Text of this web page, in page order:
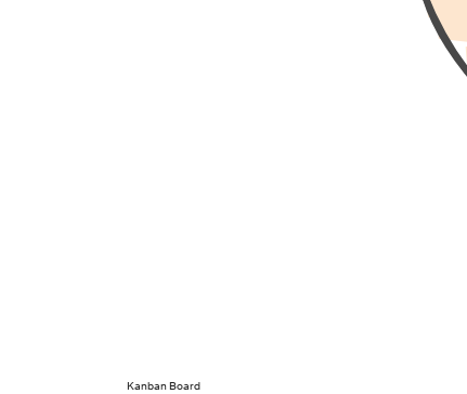
Kanban Board